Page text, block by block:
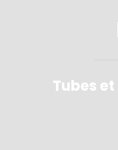
Tubes